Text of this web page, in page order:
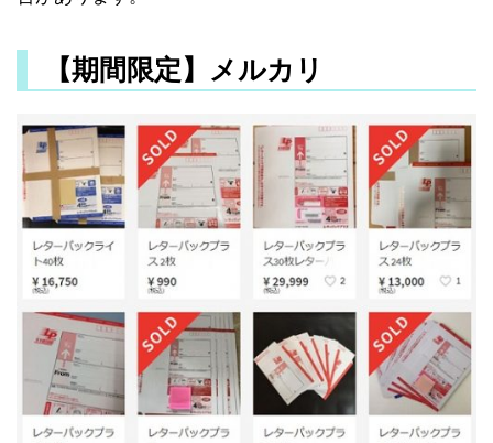
【期間限定】メルカリ